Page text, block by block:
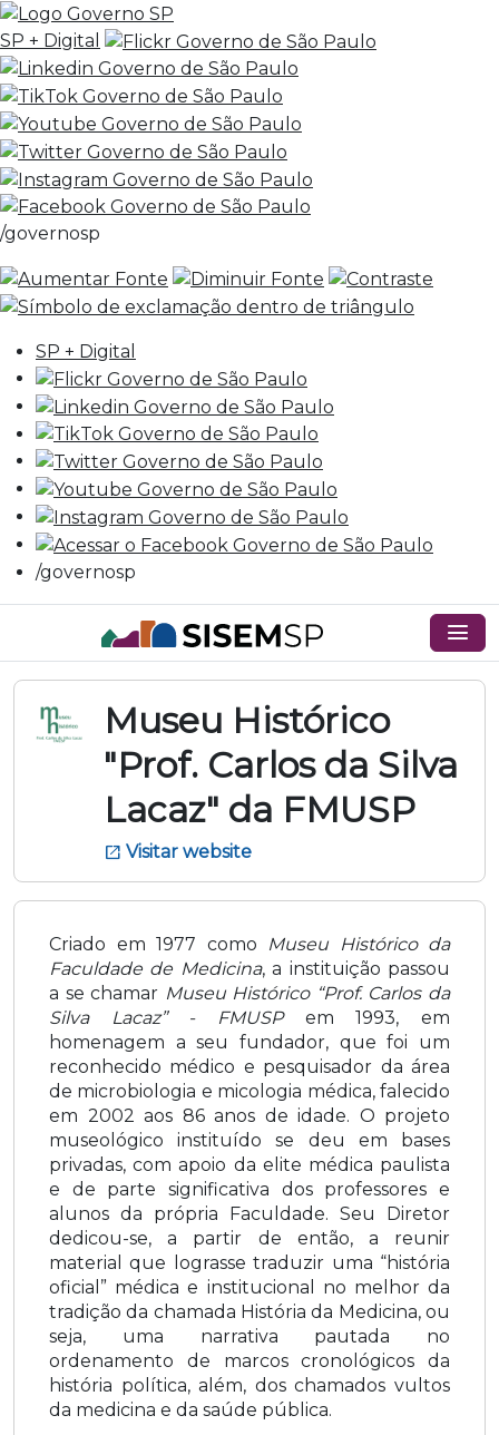
SP + Digital
/governosp
SP + Digital
/governosp
menu
Museu Histórico
"Prof. Carlos da Silva
Lacaz" da FMUSP
open_in_new Visitar website
Criado em 1977 como
Museu Histórico da
Faculdade de Medicina, a instituição passou
a se chamar Museu Histórico “Prof. Carlos da
Silva Lacaz” - FMUSPem 1993, em
homenagem a seu fundador, que foi um
reconhecido médico e pesquisador da área
de microbiologia e micologia médica, falecido
em 2002 aos 86 anos de idade. O projeto
museológico instituído se deu em bases
privadas, com apoio da elite médica paulista
e de parte significativa dos professores e
alunos da própria Faculdade. Seu Diretor
dedicou-se, a partir de então, a reunir
material que lograsse traduzir uma “história
oficial” médica e institucional no melhor da
tradição da chamada História da Medicina, ou
seja, uma narrativa pautada no
ordenamento de marcos cronológicos da
história política, além, dos chamados vultos
da medicina e da saúde pública.